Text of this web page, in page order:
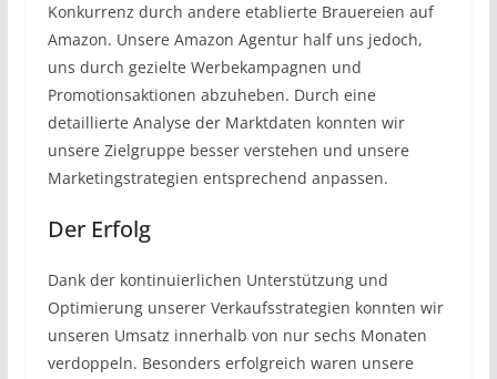
Konkurrenz durch andere etablierte Brauereien auf
Amazon. Unsere Amazon Agentur half uns jedoch,
uns durch gezielte Werbekampagnen und
Promotionsaktionen abzuheben. Durch eine
detaillierte Analyse der Marktdaten konnten wir
unsere Zielgruppe besser verstehen und unsere
Marketingstrategien entsprechend anpassen.
Der Erfolg
Dank der kontinuierlichen Unterstützung und
Optimierung unserer Verkaufsstrategien konnten wir
unseren Umsatz innerhalb von nur sechs Monaten
verdoppeln. Besonders erfolgreich waren unsere